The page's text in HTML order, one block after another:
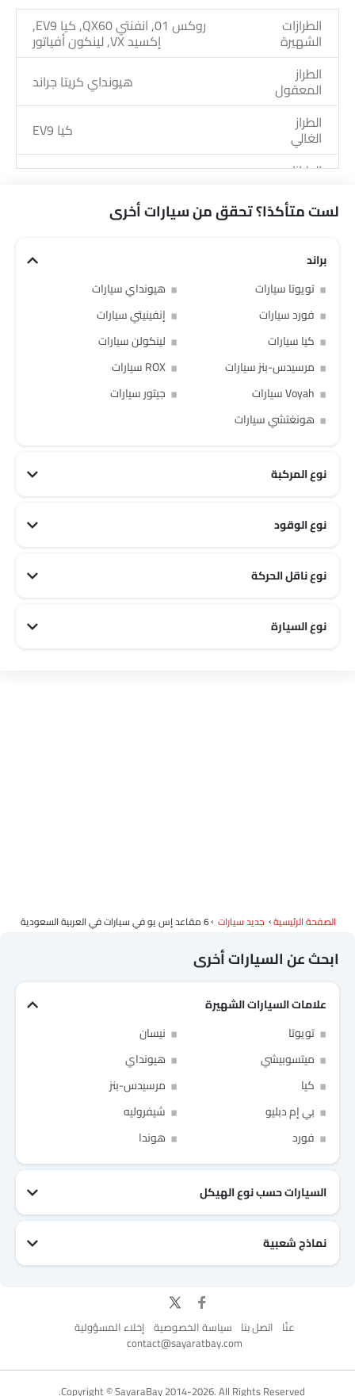
الطرازات
الشهيرة
روكس 01, انفنتي QX60, كيا EV9,
إكسيد VX, لينكون أفياتور
الطراز
المعقول
هيونداي كريتا جراند
الطراز
الغالي
كيا EV9
الطرازات
لست متأكدًا؟ تحقق من سيارات أخرى
براند
تويوتا سيارات
هيونداي سيارات
فورد سيارات
إنفينيتي سيارات
كيا سيارات
لينكولن سيارات
مرسيدس-بنز سيارات
ROX سيارات
Voyah سيارات
جيتور سيارات
هونغتشي سيارات
نوع المركبة
نوع الوقود
نوع ناقل الحركة
نوع السيارة
الصفحة الرئيسية جديد سيارات 6 مقاعد إس يو في سيارات في العربية السعودية
ابحث عن السيارات أخرى
علامات السيارات الشهيرة
تويوتا
نيسان
ميتسوبيشي
هيونداي
كيا
مرسيدس-بنز
بي إم دبليو
شيفروليه
فورد
هوندا
السيارات حسب نوع الهيكل
نماذج شعبية
عنّا اتصل بنا سياسة الخصوصية إخلاء المسؤولية
contact@sayaratbay.com
Copyright © SayaraBay 2014-2026. All Rights Reserved.
for Better Experience & Regular updates
I have read and agree to theشروط الاستخدامand سياسة
Link Your Google Account
Link Your Facebook Account